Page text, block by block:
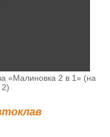
«Малиновка 2 в 1» (на
2)